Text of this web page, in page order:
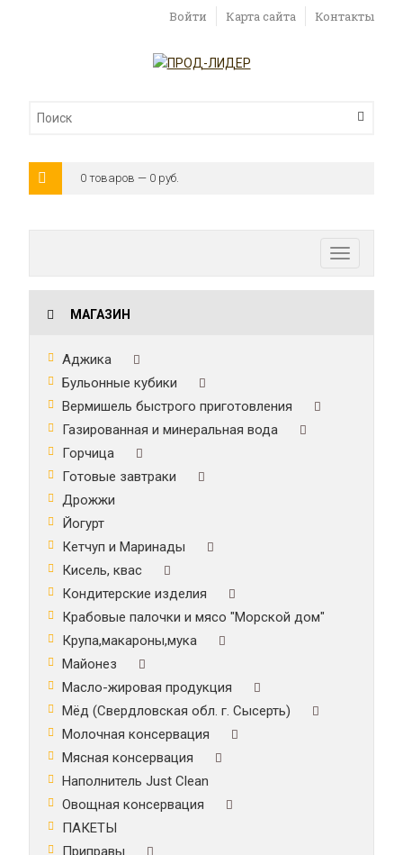
Войти Карта сайта Контакты
0 товаров — 0 руб.
Toggle
navigation
МАГАЗИН
Аджика
Бульонные кубики
Вермишель быстрого приготовления
Газированная и минеральная вода
Горчица
Готовые завтраки
Дрожжи
Йогурт
Кетчуп и Маринады
Кисель, квас
Кондитерские изделия
Крабовые палочки и мясо "Морской дом"
Крупа,макароны,мука
Майонез
Масло-жировая продукция
Мёд (Свердловская обл. г. Сысерть)
Молочная консервация
Мясная консервация
Наполнитель Just Clean
Овощная консервация
ПАКЕТЫ
Приправы